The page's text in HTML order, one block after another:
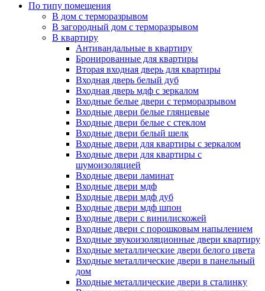
По типу помещения
В дом с терморазрывом
В загородный дом с терморазрывом
В квартиру
Антивандальные в квартиру
Бронированные для квартиры
Вторая входная дверь для квартиры
Входная дверь белый дуб
Входная дверь мдф с зеркалом
Входные белые двери с терморазрывом
Входные двери белые глянцевые
Входные двери белые с стеклом
Входные двери белый шелк
Входные двери для квартиры с зеркалом
Входные двери для квартиры с
шумоизоляцией
Входные двери ламинат
Входные двери мдф
Входные двери мдф дуб
Входные двери мдф шпон
Входные двери с винилискожей
Входные двери с порошковым напылением
Входные звукоизоляционные двери квартиру
Входные металлические двери белого цвета
Входные металлические двери в панельный
дом
Входные металлические двери в сталинку